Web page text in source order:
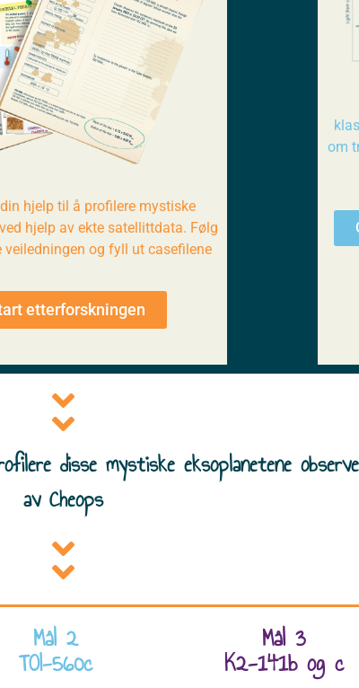
hjelp til å profilere mystiske
hjelp av ekte satellittdata. Følg
veiledningen og fyll ut casefilene
etterforskningen
om
disse mystiske eksoplanetene
av Cheops
Mål 2
TOI-560c
Mål 3
K2-141b og c